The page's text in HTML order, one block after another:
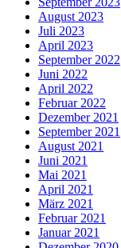
August 2023
Juli 2023
April 2023
September 2022
Juni 2022
April 2022
Februar 2022
Dezember 2021
September 2021
August 2021
Juni 2021
Mai 2021
April 2021
März 2021
Februar 2021
Januar 2021